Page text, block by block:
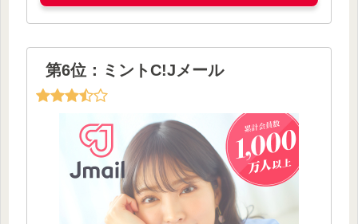
第6位：ミントC!Jメール